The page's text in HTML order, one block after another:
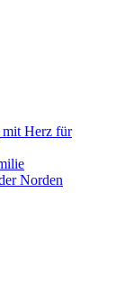
mit Herz für
Norden